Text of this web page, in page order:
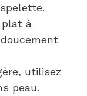
plat à
utilisez
peau.